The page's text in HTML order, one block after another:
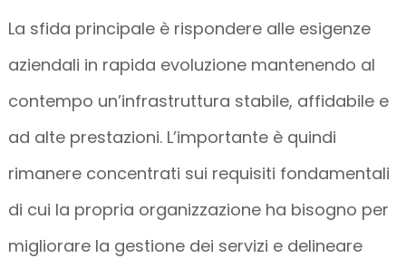
La sfida principale è rispondere alle esigenze
aziendali in rapida evoluzione mantenendo al
contempo un’infrastruttura stabile, affidabile e
ad alte prestazioni. L’importante è quindi
rimanere concentrati sui requisiti fondamentali
di cui la propria organizzazione ha bisogno per
migliorare la gestione dei servizi e delineare